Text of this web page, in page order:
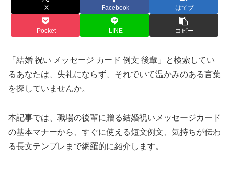
X Facebook はてブ
Pocket LINE コピー
「結婚 祝い メッセージ カード 例文 後輩」と検索してい
るあなたは、失礼にならず、それでいて温かみのある言葉
を探していませんか。
本記事では、職場の後輩に贈る結婚祝いメッセージカード
の基本マナーから、すぐに使える短文例文、気持ちが伝わ
る長文テンプレまで網羅的に紹介します。